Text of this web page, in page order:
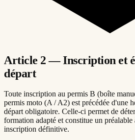
Article 2 — Inscription et
départ
Toute inscription au permis B (boîte
permis moto (A / A2) est précédée d'une
départ obligatoire. Celle-ci permet de
formation adapté et constitue un
inscription définitive.